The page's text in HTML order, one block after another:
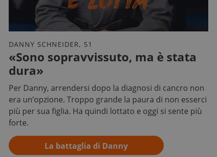
«Sono sopravvissuto, ma è stata
dura»
DANNY SCHNEIDER, 51
Per Danny, arrendersi dopo la diagnosi di cancro non
era un’opzione. Troppo grande la paura di non esserci
più per sua figlia. Ha quindi lottato e oggi si sente più
forte.
La battaglia di Danny